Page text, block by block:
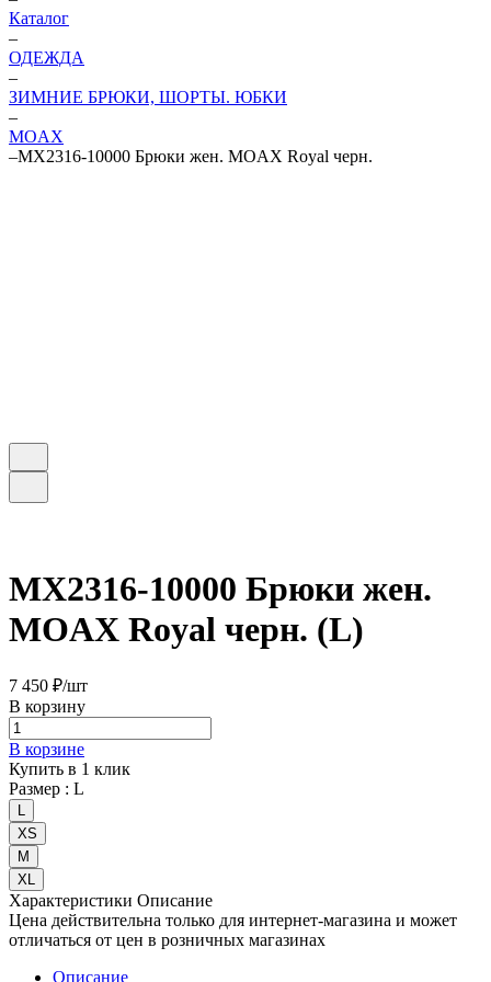
Каталог
–
ОДЕЖДА
–
ЗИМНИЕ БРЮКИ, ШОРТЫ. ЮБКИ
–
MOAX
–MX2316-10000 Брюки жен. MOAX Royal черн.
MX2316-10000 Брюки жен.
MOAX Royal черн. (L)
7 450 ₽/шт
В корзину
В корзине
Купить в 1 клик
Размер : L
XS
М
XL
Характеристики Описание
Цена действительна только для интернет-магазина и может
отличаться от цен в розничных магазинах
Описание